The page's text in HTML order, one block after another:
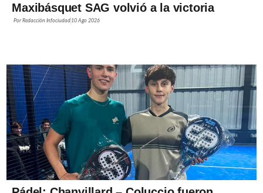
Maxibásquet SAG volvió a la victoria
PorRedacción Infociudad 10 Ago 2026